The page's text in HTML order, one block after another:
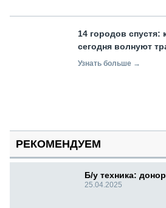
14 городов спустя:
сегодня волнуют
Узнать больше →
РЕКОМЕНДУЕМ
Б/у техника:
25.04.2025